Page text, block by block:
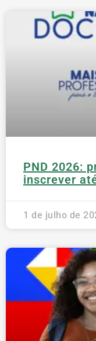
PND 2026:
inscrever
1 de julho de